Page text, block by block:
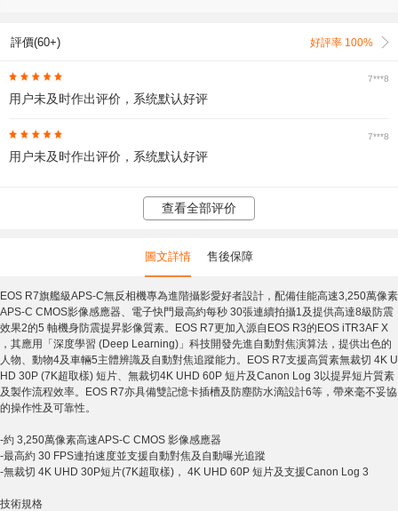
評價(60+) 好評率 100%
7***8
用户未及时作出评价，系统默认好评
7***8
用户未及时作出评价，系统默认好评
查看全部评价
圖文詳情 售後保障
EOS R7旗艦級APS-C無反相機專為進階攝影愛好者設計，配備佳能高速3,250萬像素
APS-C CMOS影像感應器、電子快門最高約每秒 30張連續拍攝1及提供高達8級防震
效果2的5 軸機身防震提昇影像質素。EOS R7更加入源自EOS R3的EOS iTR3AF X
，其應用「深度學習 (Deep Learning)」科技開發先進自動對焦演算法，提供出色的
人物、動物4及車輛5主體辨識及自動對焦追蹤能力。EOS R7支援高質素無裁切 4K U
HD 30P (7K超取樣) 短片、無裁切4K UHD 60P 短片及Canon Log 3以提昇短片質素
及製作流程效率。EOS R7亦具備雙記憶卡插槽及防塵防水滴設計6等，帶來毫不妥協
的操作性及可靠性。
-約 3,250萬像素高速APS-C CMOS 影像感應器
-最高約 30 FPS連拍速度並支援自動對焦及自動曝光追蹤
-無裁切 4K UHD 30P短片(7K超取樣)， 4K UHD 60P 短片及支援Canon Log 3
技術規格